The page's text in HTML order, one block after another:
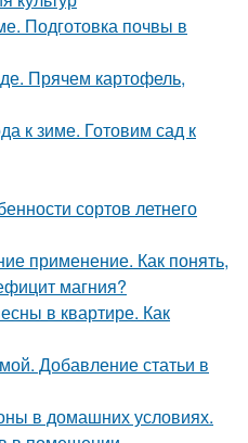
Подготовка почвы в
Прячем картофель,
к зиме. Готовим сад к
сортов летнего
применение. Как понять,
магния?
в квартире. Как
Добавление статьи в
в домашних условиях.